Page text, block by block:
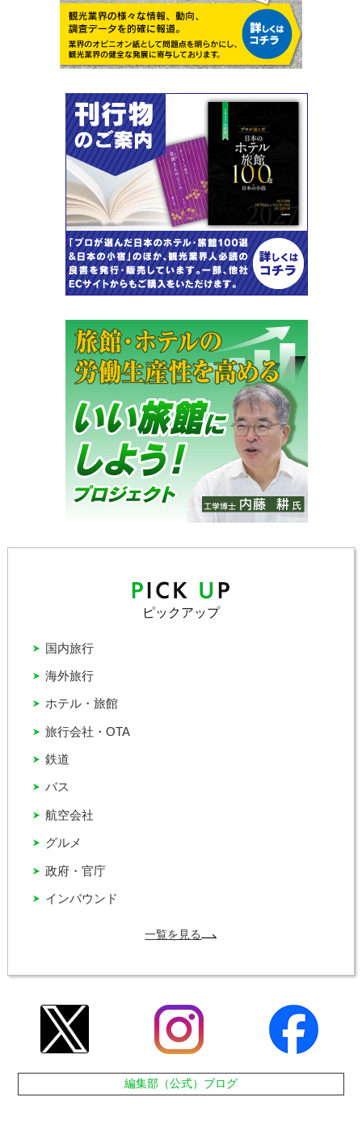
ピックアップ
インバウンド
グルメ
バス
ホテル・旅館
国内旅行
政府・官庁
旅行会社・OTA
海外旅行
航空会社
鉄道
一覧を見る
編集部（公式）ブログ